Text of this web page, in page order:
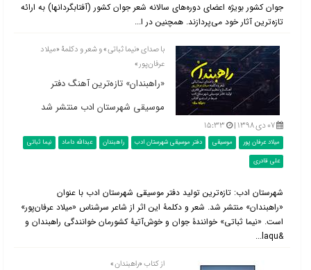
جوان کشور بویژه اعضای دوره‌های سالانه شعر جوان کشور (آفتابگردانها) به ارائه
تازه‌ترین آثار خود می‌پردازند. همچنین در ا...
با صدای «نیما ثباتی» و شعر و دکلمۀ «میلاد
عرفان‌پور»
«راهبندان» تازه‌ترین آهنگ دفتر
موسیقی شهرستان ادب منتشر شد
۰۷ دی ۱۳۹۸ | ۱۵:۳۳
میلاد عرفان پور موسیقی دفتر موسیقی شهرستان ادب راهبندان عبدالله داماد
نیما ثباتی
علی قادری
شهرستان ادب: تازه‌ترین تولید دفتر موسیقی شهرستان ادب با عنوان
«راهبندان» منتشر شد. شعر و دکلمۀ این اثر از شاعر سرشناس «میلاد عرفان‌پور»
است. «نیما ثباتی» خوانندۀ جوان و خوش‌آتیۀ کشورمان خوانندگی راهبندان و
&laqu...
از کتاب «راهبندان»